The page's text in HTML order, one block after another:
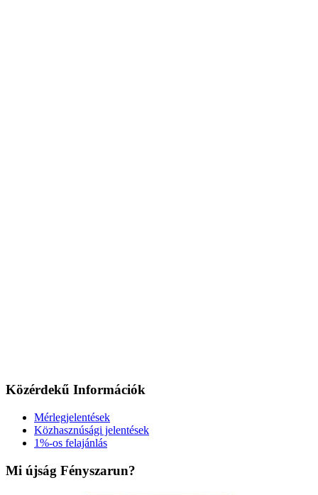
Közérdekű Információk
Mérlegjelentések
Közhasznúsági jelentések
1%-os felajánlás
Mi újság Fényszarun?